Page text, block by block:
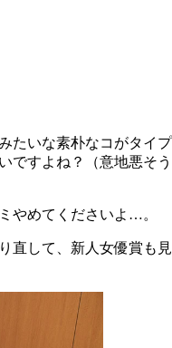
たいな素朴なコがタイプ
ですよね？（意地悪そう
やめてくださいよ…。
直して、新人女優賞も見